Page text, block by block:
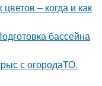
– когда и как
бассейна
с огородаТО.